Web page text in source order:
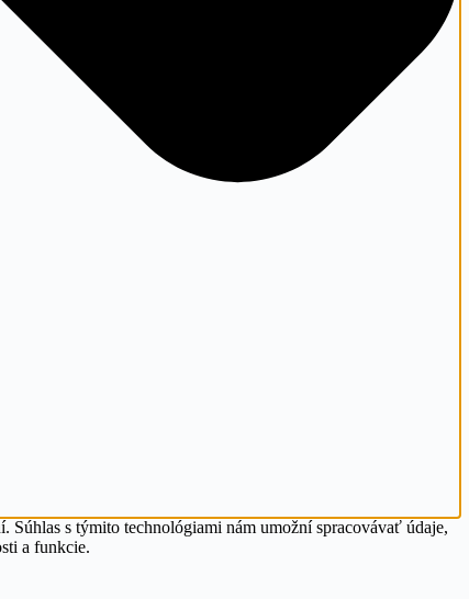
Súhlas s týmito technológiami nám umožní spracovávať údaje,
a funkcie.